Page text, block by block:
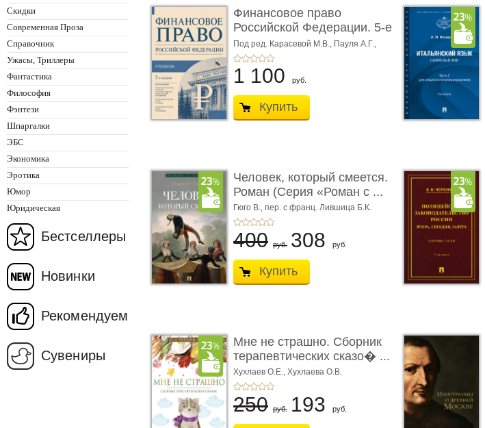
Скидки
Современная Проза
Справочник
Ужасы, Триллеры
Фантастика
Философия
Фэнтези
Шпаргалки
ЭБС
Экономика
Эротика
Юмор
Юридическая
Бестселлеры
Новинки
Рекомендуем
Сувениры
Финансовое право
Российской Федерации. 5-е
изд� ...
Под ред. Карасевой М.В., Пауля А.Г.,
Красюкова А.В.
1 100 руб.
Купить
Человек, который смеется.
Роман (Серия «Роман с ...
Гюго В., пер. с франц. Лившица Б.К.
400 руб. 308 руб.
Купить
Мне не страшно. Сборник
терапевтических сказо� ...
Хухлаев О.Е., Хухлаева О.В.
250 руб. 193 руб.